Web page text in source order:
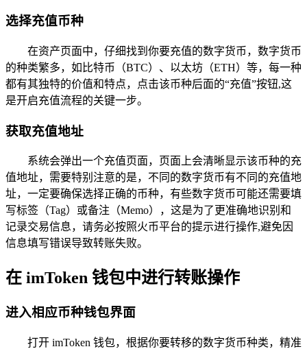
选择充值币种
在资产页面中，仔细找到你要充值的数字货币，数字货币
的种类繁多，如比特币（BTC）、以太坊（ETH）等，每一种
都有其独特的价值和特点，点击该币种后面的“充值”按钮,这
是开启充值流程的关键一步。
获取充值地址
系统会弹出一个充值页面，页面上会清晰显示该币种的充
值地址，需要特别注意的是，不同的数字货币有不同的充值地
址，一定要确保选择正确的币种，有些数字货币可能还需要填
写标签（Tag）或备注（Memo），这是为了更准确地识别和
记录交易信息，请务必按照火币平台的提示进行操作,避免因
信息填写错误导致转账失败。
在 imToken 钱包中进行转账操作
进入相应币种钱包界面
打开 imToken 钱包，根据你要转移的数字货币种类，精准